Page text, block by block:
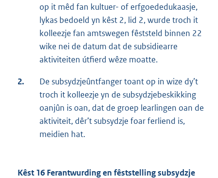
op it mêd fan kultuer- of erfgoededukaasje,
lykas bedoeld yn kêst 2, lid 2, wurde troch it
kolleezje fan amtswegen fêststeld binnen 22
wike nei de datum dat de subsidiearre
aktiviteiten útfierd wêze moatte.
2.
De subsydzjeûntfanger toant op in wize dy’t
troch it kolleezje yn de subsydzjebeskikking
oanjûn is oan, dat de groep learlingen oan de
aktiviteit, dêr’t subsydzje foar ferliend is,
meidien hat.
Kêst 16 Ferantwurding en fêststelling subsydzje